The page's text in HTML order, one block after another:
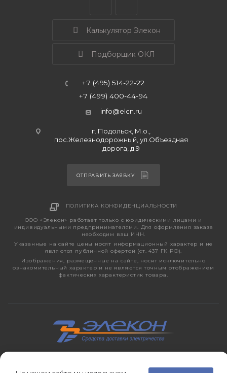
Калькулятор Элекон
Подборщик ОКЛ
+7 (495) 514-22-22
+7 (499) 400-44-94
info@elcn.ru
г. Подольск, М.о.,
пос.Железнодорожный, ул.Объездная
дорога, д.9
ОТПРАВИТЬ ЗАЯВКУ
ПОЛИТИКА КОНФИДЕНЦИАЛЬНОСТИ
ООО «Элекон» работает только с юридическими лицами и
индивидуальными предпринимателями. Для оформления заказа
необходим ваш ИНН.
Указанные на сайте цены носят информационный характер и не
являются публичной офертой (ст. 437 ГК РФ).
Изображения, размещенные на сайте, носят исключительно
ознакомительный характер и не являются точным отображением
фактических характеристик товара.
электротехническая продукция, светотехника с 1998 года.